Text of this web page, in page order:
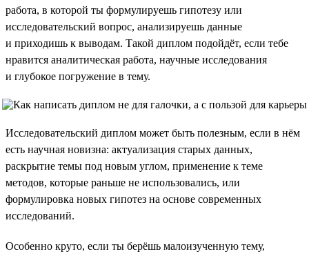
работа, в которой ты формулируешь гипотезу или
исследовательский вопрос, анализируешь данные
и приходишь к выводам. Такой диплом подойдёт, если тебе
нравится аналитическая работа, научные исследования
и глубокое погружение в тему.
Исследовательский диплом может быть полезным, если в нём
есть научная новизна: актуализация старых данных,
раскрытие темы под новым углом, применение к теме
методов, которые раньше не использовались, или
формулировка новых гипотез на основе современных
исследований.
Особенно круто, если ты берёшь малоизученную тему,